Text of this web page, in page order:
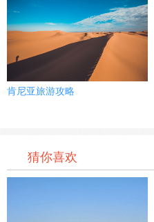
肯尼亚旅游攻略
猜你喜欢